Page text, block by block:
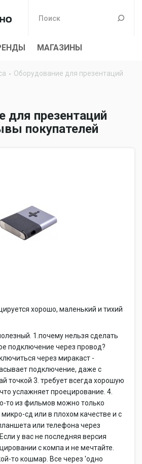
МАГАЗИНЫ
Оборудование для презентаций
для презентаций
покупателей
хорошо, маленький и тихий
1.почему нельзя сделать
подключение через провод?
через миракаст -
подключение, даже с
точкой 3. требует всегда хорошую
услажняет проецирование. 4.
то из фильмов можно только
микро-сд или в плохом качестве и с
или телефона через
у вас не последняя версия
с компа и не мечтайте.
то кошмар. Все через 'одно